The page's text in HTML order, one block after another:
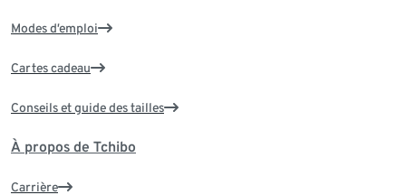
Modes d’emploi
Cartes cadeau
Conseils et guide des tailles
À propos de Tchibo
Carrière